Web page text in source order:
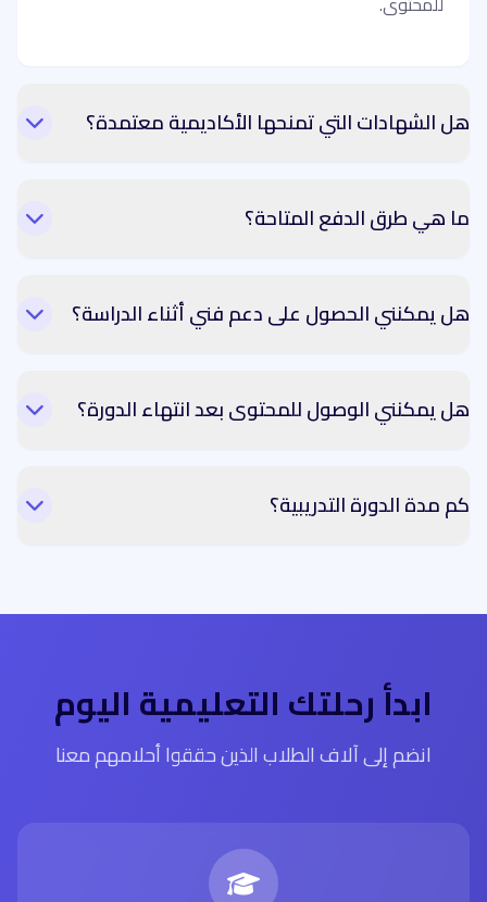
هل الشهادات التي تمنحها الأكاديمية معتمدة؟
ما هي طرق الدفع المتاحة؟
هل يمكنني الحصول على دعم فني أثناء الدراسة؟
هل يمكنني الوصول للمحتوى بعد انتهاء الدورة؟
كم مدة الدورة التدريبية؟
ابدأ رحلتك التعليمية اليوم
انضم إلى آلاف الطلاب الذين حققوا أحلامهم معنا